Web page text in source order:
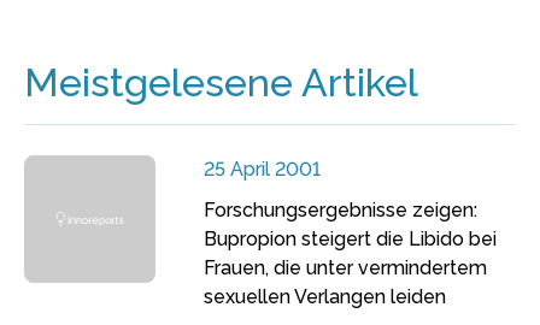
Meistgelesene Artikel
25 April 2001
Forschungsergebnisse zeigen:
Bupropion steigert die Libido bei
Frauen, die unter vermindertem
sexuellen Verlangen leiden